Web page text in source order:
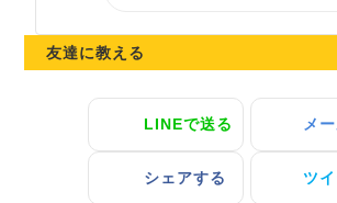
あたたかい雰囲気の大衆食堂
三養基郡みやき町白壁541-3
友達に教える
LINEで送る メ
シェアする ツ